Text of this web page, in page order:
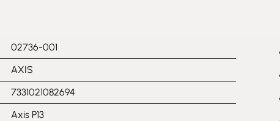
02736-001
AXIS
7331021082694
Axis P13